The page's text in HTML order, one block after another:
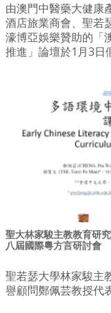
由澳門中醫藥大健康
酒店旅業商會、聖若
濠博亞娛樂贊助的「
推進」論壇於1月3日
聖大林家駿主教教育研
八屆國際粵方言研討會
聖若瑟大學林家駿主
譽顧問鄭佩芸教授代